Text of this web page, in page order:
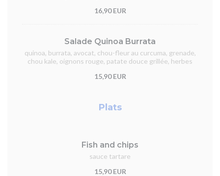
16,90 EUR
Salade Quinoa Burrata
quinoa, burrata, avocat, chou-fleur au curcuma, grenade,
chou kale, oignons rouge, patate douce grillée, herbes
15,90 EUR
Plats
Fish and chips
sauce tartare
15,90 EUR